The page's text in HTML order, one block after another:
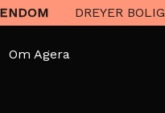
DREYER BOLIG
Om Agera